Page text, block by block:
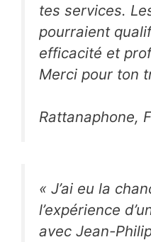
tes services.
pourraient
efficacité et
Merci pour ton
Rattanaphone,
« J’ai eu la
l’expérience
avec Jean-